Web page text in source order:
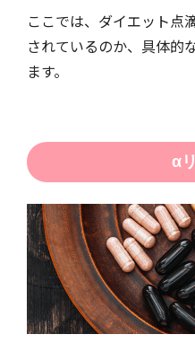
ここでは、ダイエット点
されているのか、具体的
ます。
α